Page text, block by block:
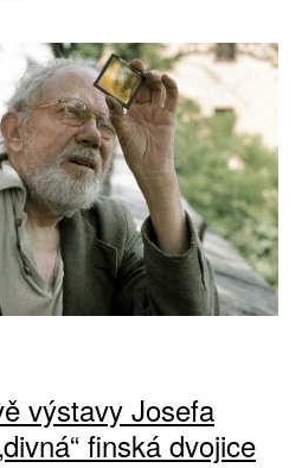
výstavy Josefa
finská dvojice